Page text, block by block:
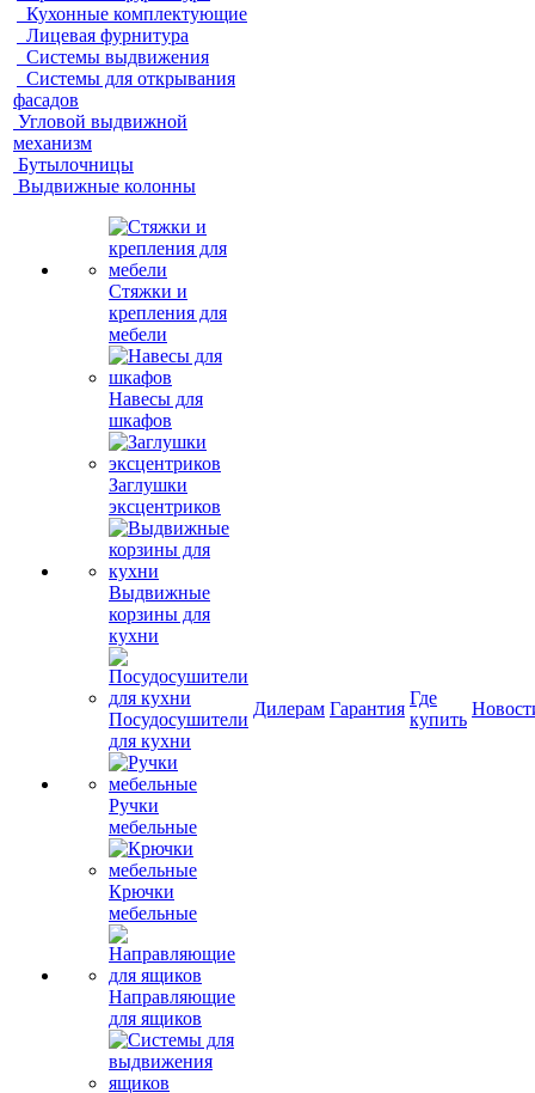
Кухонные комплектующие
Лицевая фурнитура
Системы выдвижения
Системы для открывания
фасадов
Угловой выдвижной
механизм
Бутылочницы
Выдвижные колонны
Стяжки и
крепления для
мебели
Навесы для
шкафов
Заглушки
эксцентриков
Выдвижные
корзины для
кухни
Посудосушители
для кухни
Ручки
мебельные
Крючки
мебельные
Направляющие
для ящиков
Дилерам Гарантия
Где
купить